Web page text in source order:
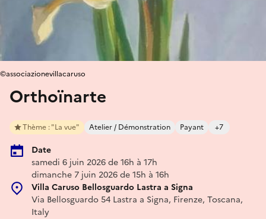
Orthoïnarte
Thème : "La vue" Atelier / Démonstration Payant +7
Date
samedi 6 juin 2026 de 16h à 17h
dimanche 7 juin 2026 de 15h à 16h
Villa Caruso Bellosguardo Lastra a Signa
Via Bellosguardo 54 Lastra a Signa, Firenze, Toscana,
Italy
©associazionevillacaruso